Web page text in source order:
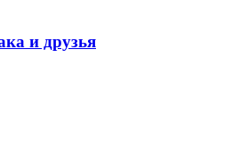
и друзья